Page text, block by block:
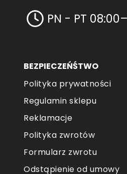
PN - PT
BEZPIECZEŃŚTWO
Polityka prywatności
Regulamin sklepu
Reklamacje
Polityka zwrotów
Formularz zwrotu
Odstąpienie od umowy